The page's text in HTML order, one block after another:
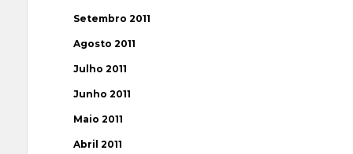
Setembro 2011
Agosto 2011
Julho 2011
Junho 2011
Maio 2011
Abril 2011